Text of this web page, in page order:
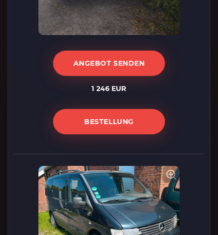
ANGEBOT SENDEN
1 246 EUR
BESTELLUNG